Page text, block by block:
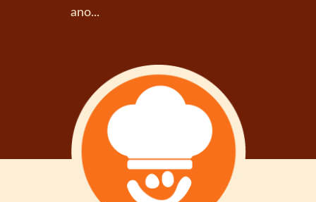
ano...